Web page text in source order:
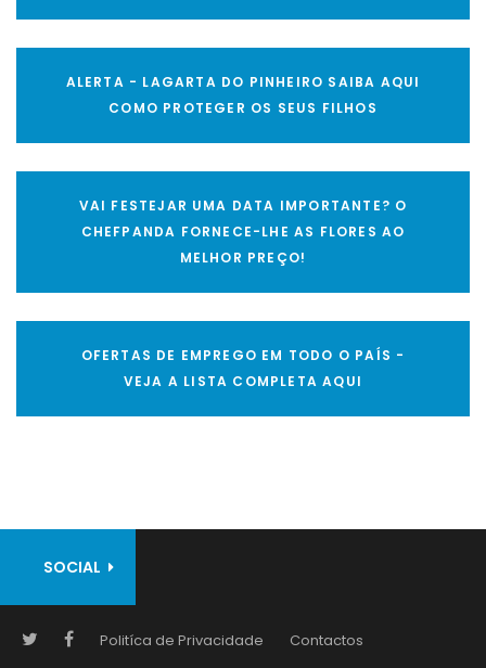
ALERTA - LAGARTA DO PINHEIRO SAIBA AQUI
COMO PROTEGER OS SEUS FILHOS
VAI FESTEJAR UMA DATA IMPORTANTE? O
CHEFPANDA FORNECE-LHE AS FLORES AO
MELHOR PREÇO!
OFERTAS DE EMPREGO EM TODO O PAÍS -
VEJA A LISTA COMPLETA AQUI
SOCIAL
Politíca de Privacidade Contactos